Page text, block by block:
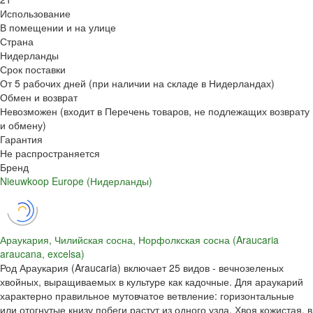
Использование
В помещении и на улице
Страна
Нидерланды
Срок поставки
От 5 рабочих дней (при наличии на складе в Нидерландах)
Обмен и возврат
Невозможен (входит в Перечень товаров, не подлежащих возврату
и обмену)
Гарантия
Не распространяется
Бренд
Nieuwkoop Europe (Нидерланды)
Араукария, Чилийская сосна, Норфолкская сосна (Araucaria
araucana, excelsa)
Род Араукария (Araucaria) включает 25 видов - вечнозеленых
хвойных, выращиваемых в культуре как кадочные. Для араукарий
характерно правильное мутовчатое ветвление: горизонтальные
или отогнутые книзу побеги растут из одного узла. Хвоя кожистая, в